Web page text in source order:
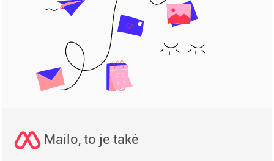
Mailo, to je také